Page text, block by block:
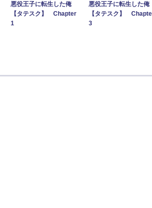
悪役王子に転生した俺
【タテスク】 Chapter
1
悪役王子に転生した俺
【タテスク】
3